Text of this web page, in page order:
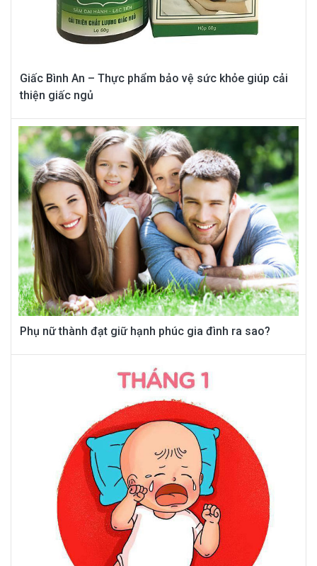
Giấc Bình An – Thực phẩm bảo vệ sức khỏe giúp cải
thiện giấc ngủ
Phụ nữ thành đạt giữ hạnh phúc gia đình ra sao?